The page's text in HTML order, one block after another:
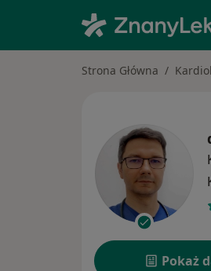
Strona Główna
Pokaż